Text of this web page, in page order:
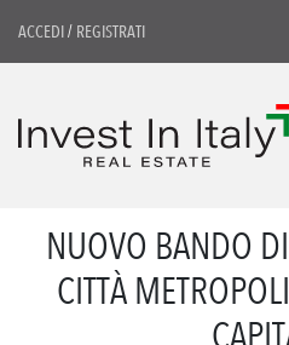
ACCEDI/ REGISTRATI
NUOVO BANDO
CITTÀ